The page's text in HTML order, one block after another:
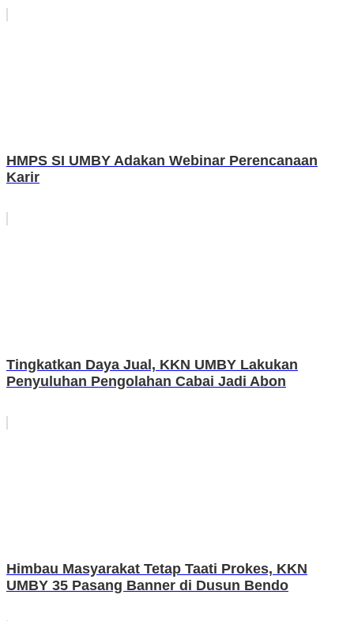
HMPS SI UMBY Adakan Webinar Perencanaan
Karir
Tingkatkan Daya Jual, KKN UMBY Lakukan
Penyuluhan Pengolahan Cabai Jadi Abon
Himbau Masyarakat Tetap Taati Prokes, KKN
UMBY 35 Pasang Banner di Dusun Bendo